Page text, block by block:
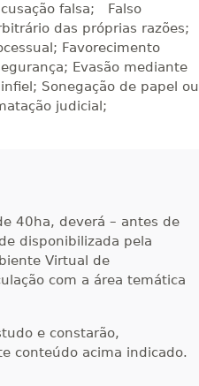
R$ 1.487,06
Matricular
R$ 1.586,20
Matricular
R$ 1.784,48
Matricular
R$ 1.883,61
R$ 1.982,74
falsa; Falso
das próprias razões;
Favorecimento
Evasão mediante
Sonegação de papel ou
judicial;
40ha, deverá – antes de
disponibilizada pela
Virtual de
com a área temática
e constarão,
conteúdo acima indicado.